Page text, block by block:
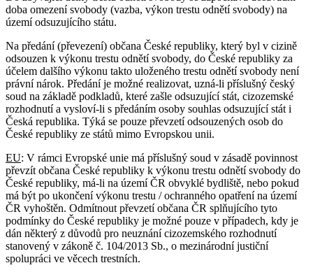
doba omezení svobody (vazba, výkon trestu odnětí svobody) na
území odsuzujícího státu.
Na předání (převezení) občana České republiky, který byl v cizině
odsouzen k výkonu trestu odnětí svobody, do České republiky za
účelem dalšího výkonu takto uloženého trestu odnětí svobody není
právní nárok. Předání je možné realizovat, uzná-li příslušný český
soud na základě podkladů, které zašle odsuzující stát, cizozemské
rozhodnutí a vysloví-li s předáním osoby souhlas odsuzující stát i
Česká republika. Týká se pouze převzetí odsouzených osob do
České republiky ze států mimo Evropskou unii.
EU: V rámci Evropské unie má příslušný soud v zásadě povinnost
převzít občana České republiky k výkonu trestu odnětí svobody do
České republiky, má-li na území ČR obvyklé bydliště, nebo pokud
má být po ukončení výkonu trestu / ochranného opatření na území
ČR vyhoštěn. Odmítnout převzetí občana ČR splňujícího tyto
podmínky do České republiky je možné pouze v případech, kdy je
dán některý z důvodů pro neuznání cizozemského rozhodnutí
stanovený v zákoně č. 104/2013 Sb., o mezinárodní justiční
spolupráci ve věcech trestních.